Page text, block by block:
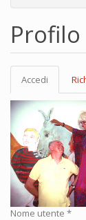
Schede
primarie
Accedi (scheda
attiva)
Nome utente *